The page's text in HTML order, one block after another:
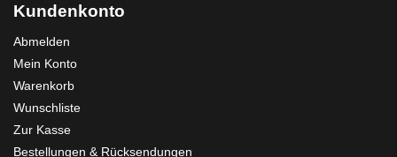
Kundenkonto
Abmelden
Mein Konto
Warenkorb
Wunschliste
Zur Kasse
Bestellungen & Rücksendungen